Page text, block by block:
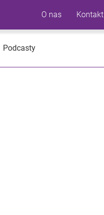
O nas Kontakt
Podcasty